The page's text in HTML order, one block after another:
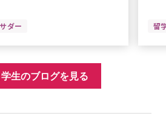
ダー 留
生のブログを見る